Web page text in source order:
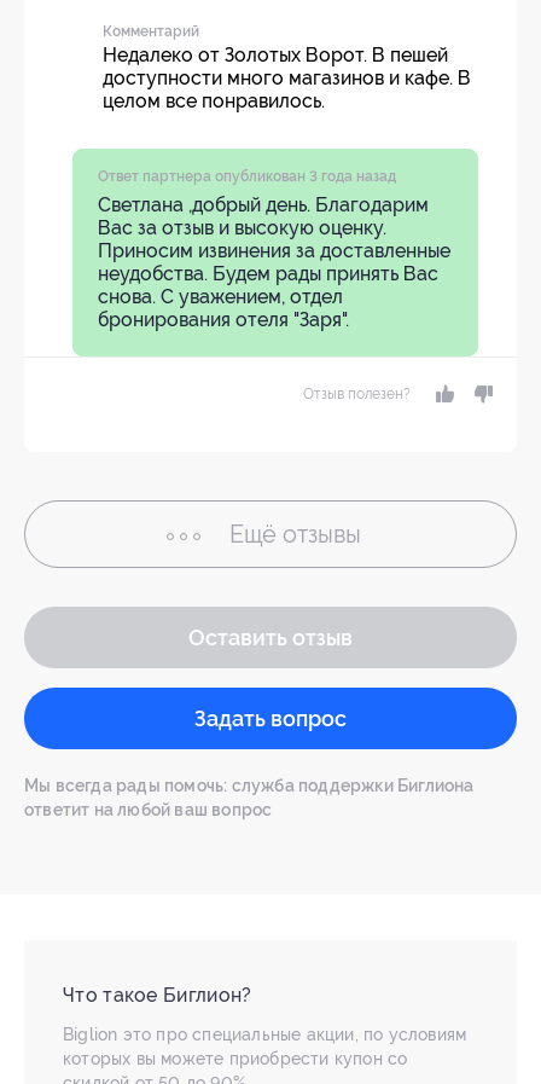
Комментарий
Недалеко от Золотых Ворот. В пешей
доступности много магазинов и кафе. В
целом все понравилось.
Ответ партнера опубликован 3 года назад
Светлана ,добрый день. Благодарим
Вас за отзыв и высокую оценку.
Приносим извинения за доставленные
неудобства. Будем рады принять Вас
снова. С уважением, отдел
бронирования отеля "Заря".
Отзыв полезен?
Ещё отзывы
Оставить отзыв
Задать вопрос
Мы всегда рады помочь: служба поддержки Биглиона
ответит на любой ваш вопрос
Что такое Биглион?
Biglion это про специальные акции, по условиям
которых вы можете приобрести купон со